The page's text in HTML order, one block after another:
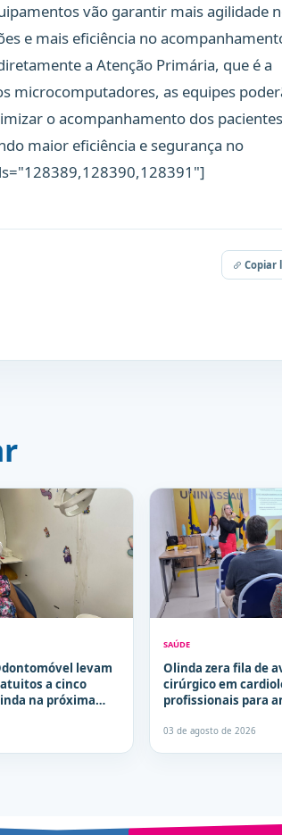
vão garantir mais agilidade
e mais eficiência no
a Atenção Primária, que é a
microcomputadores, as equipes
o acompanhamento dos
maior eficiência e segurança no
Copiar
levam
a cinco
na próxima
SAÚDE
Olinda zera fila de
cirúrgico em
profissionais para
03 de agosto de 2026